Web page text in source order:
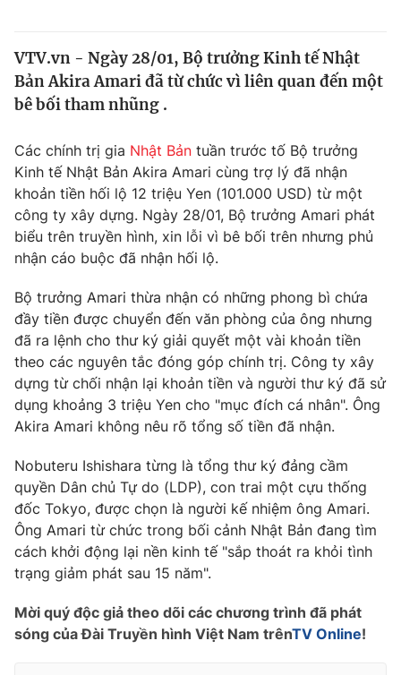
Thế giới
Thế giới đó đây
Câu chuyện quốc tế
Kinh tế
Tài chính
Thị trường
Góc doanh nghiệp
Dữ liệu và đời sống
Truyền hình
Phim VTV
Hậu trường
Nhân vật
Khán giả
Giải sao mai
Giải trí
Điện ảnh
Âm nhạc
Sao
Đời sống
Du lịch
Làm đẹp
Chất lượng cuộc sống
Giáo dục
Học trực tuyến
Công nghệ
Hitech Công nghệ tương lai
Sản phẩm
Thị trường
Tư vấn
Giao lưu trực tuyến
Lịch phát sóng
Chuyên mục khác
VTV.vn - Ngày 28/01, Bộ trưởng Kinh tế Nhật
Bản Akira Amari đã từ chức vì liên quan đến một
bê bối tham nhũng .
Các chính trị gia Nhật Bản tuần trước tố Bộ trưởng
Kinh tế Nhật Bản Akira Amari cùng trợ lý đã nhận
khoản tiền hối lộ 12 triệu Yen (101.000 USD) từ một
công ty xây dựng. Ngày 28/01, Bộ trưởng Amari phát
biểu trên truyền hình, xin lỗi vì bê bối trên nhưng phủ
nhận cáo buộc đã nhận hối lộ.
Bộ trưởng Amari thừa nhận có những phong bì chứa
đầy tiền được chuyển đến văn phòng của ông nhưng
đã ra lệnh cho thư ký giải quyết một vài khoản tiền
theo các nguyên tắc đóng góp chính trị. Công ty xây
dựng từ chối nhận lại khoản tiền và người thư ký đã sử
dụng khoảng 3 triệu Yen cho "mục đích cá nhân". Ông
Akira Amari không nêu rõ tổng số tiền đã nhận.
Nobuteru Ishishara từng là tổng thư ký đảng cầm
quyền Dân chủ Tự do (LDP), con trai một cựu thống
đốc Tokyo, được chọn là người kế nhiệm ông Amari.
Ông Amari từ chức trong bối cảnh Nhật Bản đang tìm
cách khởi động lại nền kinh tế "sắp thoát ra khỏi tình
trạng giảm phát sau 15 năm".
Mời quý độc giả theo dõi các chương trình đã phát
sóng của Đài Truyền hình Việt Nam trênTV Online!